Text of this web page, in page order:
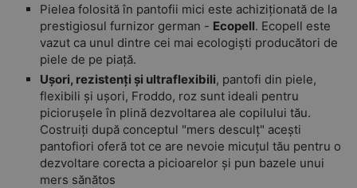
Pielea folosită în pantofii mici este achiziționată de la
prestigiosul furnizor german - Ecopell. Ecopell este
vazut ca unul dintre cei mai ecologiști producători de
piele de pe piață.
Ușori, rezistenți și ultraflexibili, pantofi din piele,
flexibili și ușori, Froddo, roz sunt ideali pentru
piciorușele în plină dezvoltarea ale copilului tău.
Costruiți după conceptul "mers desculț" acești
pantofiori oferă tot ce are nevoie micuțul tău pentru o
dezvoltare corecta a picioarelor și pun bazele unui
mers sănătos